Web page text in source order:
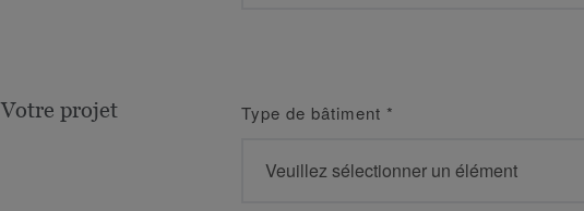
Votre projet Type de bâtiment *